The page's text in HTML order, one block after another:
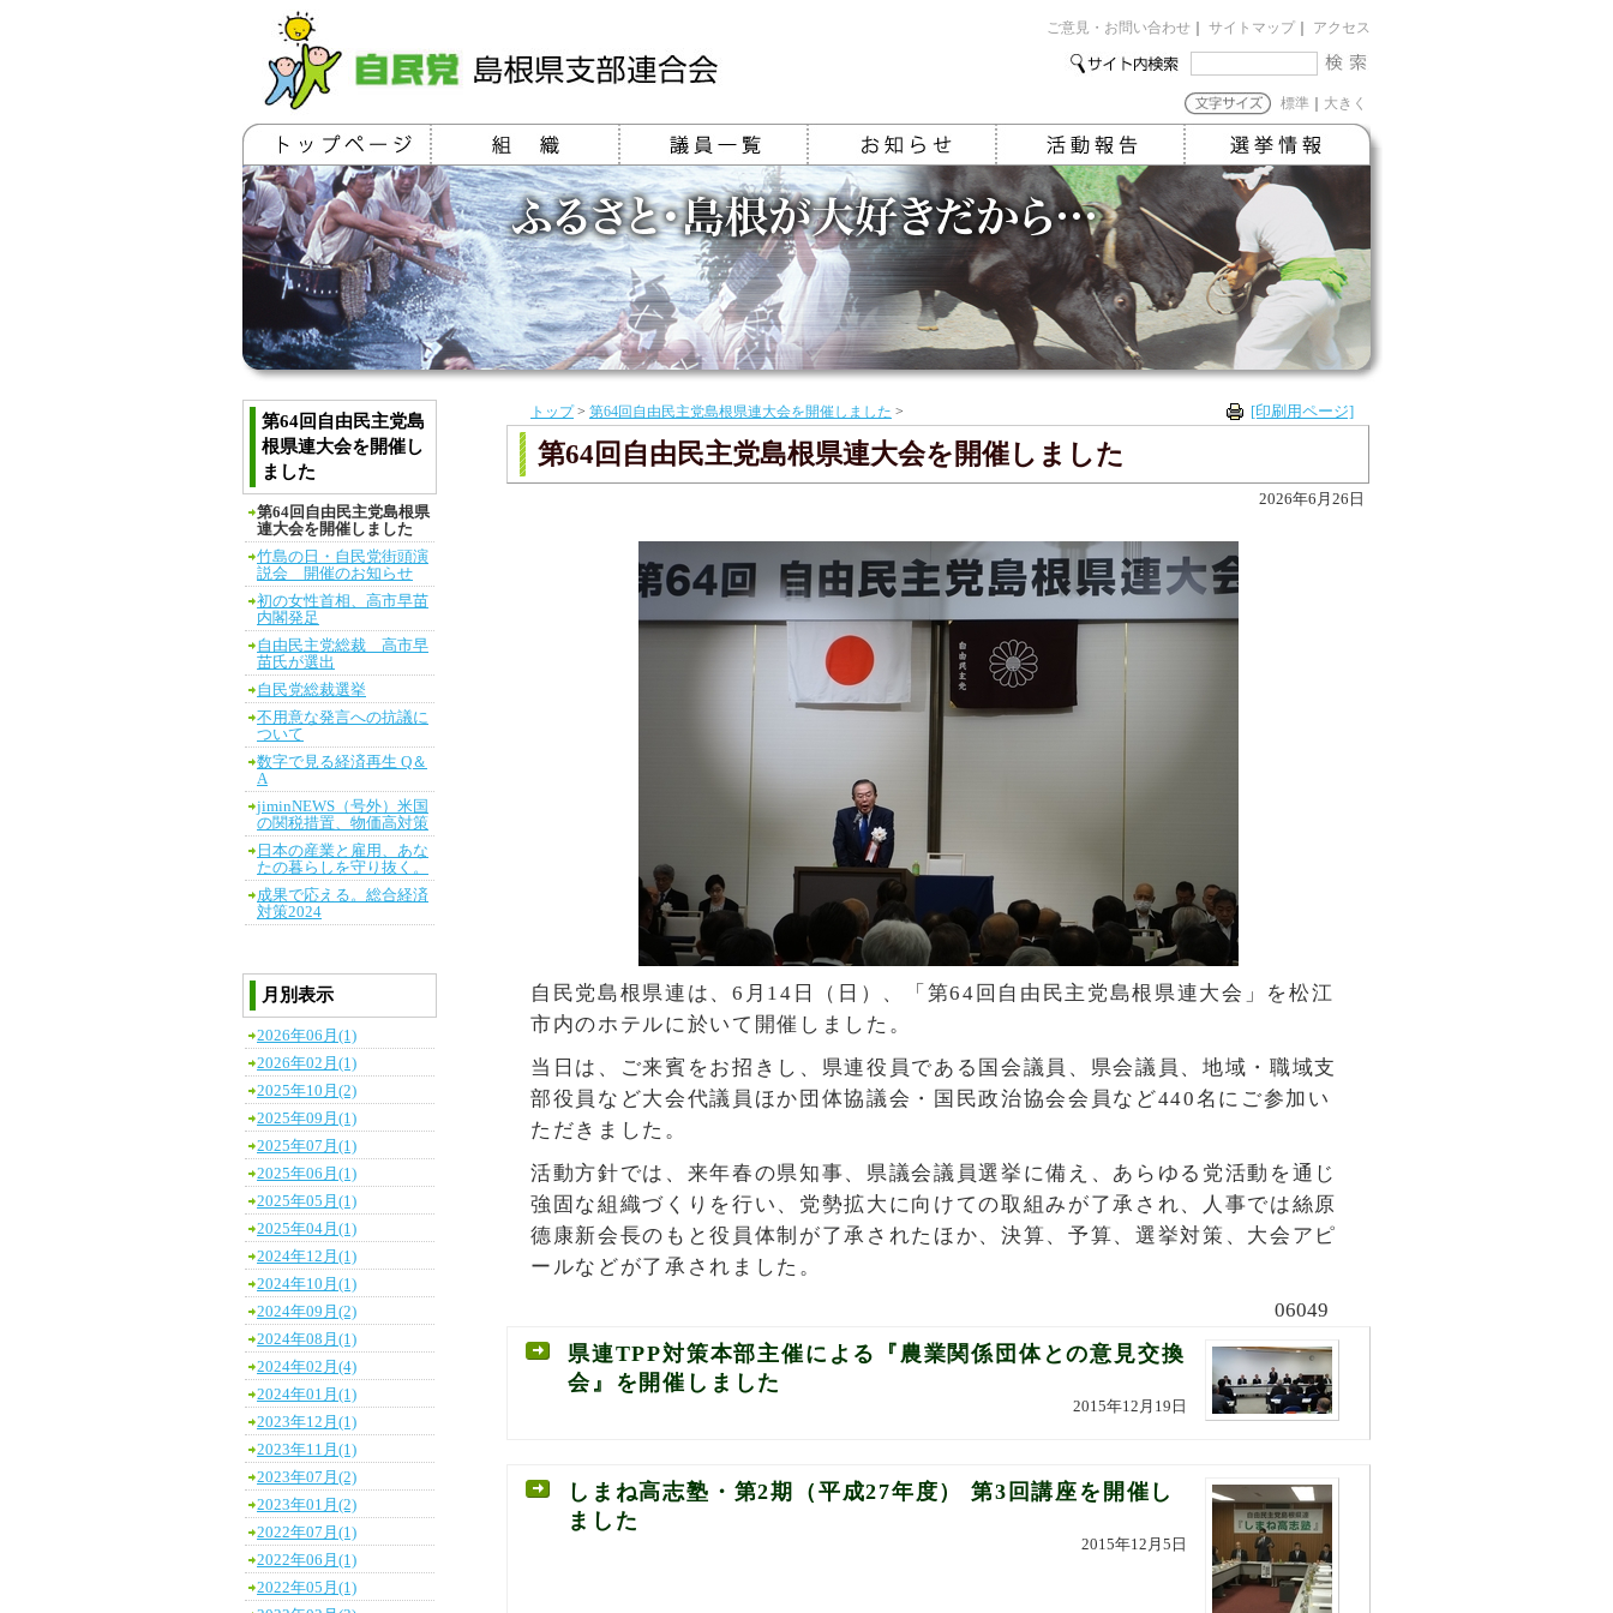
ご意見・お問い合わせ サイトマップ アクセス
標準 大きく
[印刷用ページ]
トップ> 第64回自由民主党島根県連大会を開催しました >
第64回自由民主党島根県連大会を開催しました
2026年6月26日
自民党島根県連は、6月14日（日）、「第64回自由民主党島根県連大会」を松江
市内のホテルに於いて開催しました。
当日は、ご来賓をお招きし、県連役員である国会議員、県会議員、地域・職域支
部役員など大会代議員ほか団体協議会・国民政治協会会員など440名にご参加い
ただきました。
活動方針では、来年春の県知事、県議会議員選挙に備え、あらゆる党活動を通じ
強固な組織づくりを行い、党勢拡大に向けての取組みが了承され、人事では絲原
德康新会長のもと役員体制が了承されたほか、決算、予算、選挙対策、大会アピ
ールなどが了承されました。
06049
県連TPP対策本部主催による『農業関係団体との意見交換
会』を開催しました
2015年12月19日
しまね高志塾・第2期（平成27年度） 第3回講座を開催し
ました
2015年12月5日
第64回自由民主党島
根県連大会を開催し
ました
第64回自由民主党島根県
連大会を開催しました
竹島の日・自民党街頭演
説会 開催のお知らせ
初の女性首相、高市早苗
内閣発足
自由民主党総裁 高市早
苗氏が選出
自民党総裁選挙
不用意な発言への抗議に
ついて
数字で見る経済再生 Q＆
A
jiminNEWS（号外）米国
の関税措置、物価高対策
日本の産業と雇用、あな
たの暮らしを守り抜く。
成果で応える。総合経済
対策2024
月別表示
2026年06月(1)
2026年02月(1)
2025年10月(2)
2025年09月(1)
2025年07月(1)
2025年06月(1)
2025年05月(1)
2025年04月(1)
2024年12月(1)
2024年10月(1)
2024年09月(2)
2024年08月(1)
2024年02月(4)
2024年01月(1)
2023年12月(1)
2023年11月(1)
2023年07月(2)
2023年01月(2)
2022年07月(1)
2022年06月(1)
2022年05月(1)